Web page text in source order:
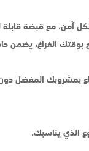
آمن، مع قبضة
الفراغ، يضمن
بمشروبك المفضل
الذي يناسبك.